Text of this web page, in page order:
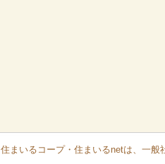
住まいるコープ・住まいるnetは、一